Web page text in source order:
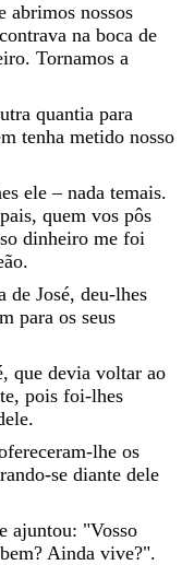
abrimos nossos
na boca de
. Tornamos a
quantia para
tenha metido nosso
ele– nada temais.
pais, quem vos pôs
dinheiro me foi
.
de José, deu-lhes
para os seus
, que devia voltar ao
, pois foi-lhes
.
lhe os
se diante dele
e ajuntou: "Vosso
bem? Ainda vive?".